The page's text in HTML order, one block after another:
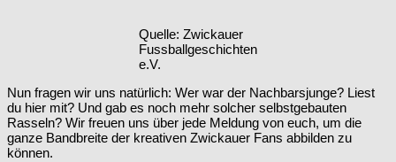
Quelle: Zwickauer
Fussballgeschichten
e.V.
Nun fragen wir uns natürlich: Wer war der Nachbarsjunge? Liest
du hier mit? Und gab es noch mehr solcher selbstgebauten
Rasseln? Wir freuen uns über jede Meldung von euch, um die
ganze Bandbreite der kreativen Zwickauer Fans abbilden zu
können.